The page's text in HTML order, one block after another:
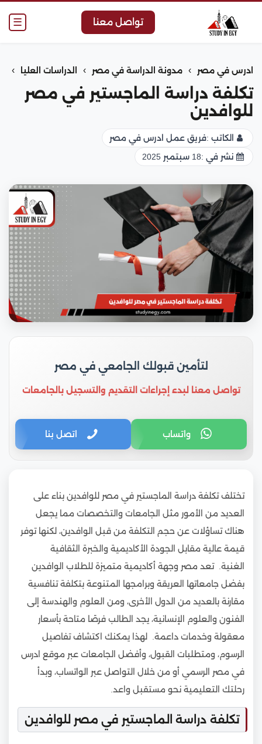
☰ تواصل معنا
ادرس في مصر › مدونة الدراسة في مصر › الدراسات العليا ›
تكلفة دراسة الماجستير في مصر
للوافدين
الكاتب :فريق عمل ادرس في مصر
نشر في :18 سبتمبر 2025
لتأمين قبولك الجامعي في مصر
تواصل معنا لبدء إجراءات التقديم والتسجيل بالجامعات
واتساب اتصل بنا
تختلف تكلفة دراسة الماجستير في مصر للوافدين بناء على
العديد من الأمور مثل الجامعات والتخصصات مما يجعل
هناك تساؤلات عن حجم التكلفة من قبل الوافدين، لكنها توفر
قيمة عالية مقابل الجودة الأكاديمية والخبرة الثقافية
الغنية. تعد مصر وجهة أكاديمية متميزة للطلاب الوافدين
بفضل جامعاتها العريقة وبرامجها المتنوعة بتكلفة تنافسية
مقارنة بالعديد من الدول الأخرى، ومن العلوم والهندسة إلى
الفنون والعلوم الإنسانية، يجد الطالب فرصًا متاحة بأسعار
معقولة وخدمات داعمة. لهذا يمكنك اكتشاف تفاصيل
الرسوم، ومتطلبات القبول، وأفضل الجامعات عبر موقع ادرس
في مصر الرسمي أو من خلال التواصل عبر الواتساب، وبدأ
رحلتك التعليمية نحو مستقبل واعد.
تكلفة دراسة الماجستير في مصر للوافدين